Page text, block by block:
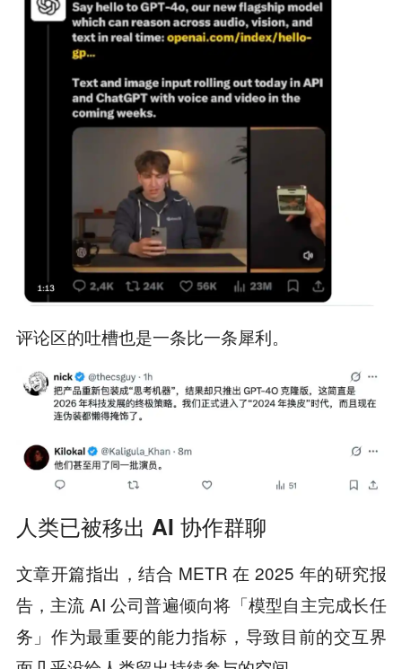
评论区的吐槽也是一条比一条犀利。
人类已被移出 AI 协作群聊
文章开篇指出，结合 METR 在 2025 年的研究报
告，主流 AI 公司普遍倾向将「模型自主完成长任
务」作为最重要的能力指标，导致目前的交互界